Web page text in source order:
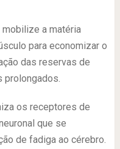
mobilize a matéria
para economizar o
das reservas de
prolongados.
os receptores de
que se
de fadiga ao cérebro.